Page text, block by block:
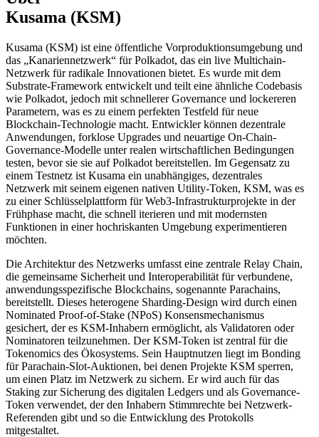
Kusama (KSM)
Kusama (KSM) ist eine öffentliche Vorproduktionsumgebung und
das „Kanariennetzwerk“ für Polkadot, das ein live Multichain-
Netzwerk für radikale Innovationen bietet. Es wurde mit dem
Substrate-Framework entwickelt und teilt eine ähnliche Codebasis
wie Polkadot, jedoch mit schnellerer Governance und lockereren
Parametern, was es zu einem perfekten Testfeld für neue
Blockchain-Technologie macht. Entwickler können dezentrale
Anwendungen, forklose Upgrades und neuartige On-Chain-
Governance-Modelle unter realen wirtschaftlichen Bedingungen
testen, bevor sie sie auf Polkadot bereitstellen. Im Gegensatz zu
einem Testnetz ist Kusama ein unabhängiges, dezentrales
Netzwerk mit seinem eigenen nativen Utility-Token, KSM, was es
zu einer Schlüsselplattform für Web3-Infrastrukturprojekte in der
Frühphase macht, die schnell iterieren und mit modernsten
Funktionen in einer hochriskanten Umgebung experimentieren
möchten.
Die Architektur des Netzwerks umfasst eine zentrale Relay Chain,
die gemeinsame Sicherheit und Interoperabilität für verbundene,
anwendungsspezifische Blockchains, sogenannte Parachains,
bereitstellt. Dieses heterogene Sharding-Design wird durch einen
Nominated Proof-of-Stake (NPoS) Konsensmechanismus
gesichert, der es KSM-Inhabern ermöglicht, als Validatoren oder
Nominatoren teilzunehmen. Der KSM-Token ist zentral für die
Tokenomics des Ökosystems. Sein Hauptnutzen liegt im Bonding
für Parachain-Slot-Auktionen, bei denen Projekte KSM sperren,
um einen Platz im Netzwerk zu sichern. Er wird auch für das
Staking zur Sicherung des digitalen Ledgers und als Governance-
Token verwendet, der den Inhabern Stimmrechte bei Netzwerk-
Referenden gibt und so die Entwicklung des Protokolls
mitgestaltet.